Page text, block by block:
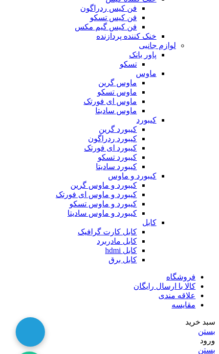
فن کیس ردراگون
فن کیس تسکو
فن کیس گیم مکس
خنک کننده پردازنده
لوازم جانبی
پاور بانک
تسکو
ماوس
ماوس گرین
ماوس تسکو
ماوس ای فورتک
ماوس سادیتا
کیبورد
کیبورد گرین
کیبورد ردراگون
کیبورد ای فورتک
کیبورد تسکو
کیبورد سادیتا
کیبورد و ماوس
کیبورد و ماوس گرین
کیبورد و ماوس ای فورتک
کیبورد و ماوس تسکو
کیبورد و ماوس سادیتا
کابل
کابل کارت گرافیک
کابل مادربرد
کابل hdmi
کابل برق
فروشگاه
کالا با ارسال رایگان
علاقه مندی
مقایسه
سبد خرید
بستن
ورود
بستن